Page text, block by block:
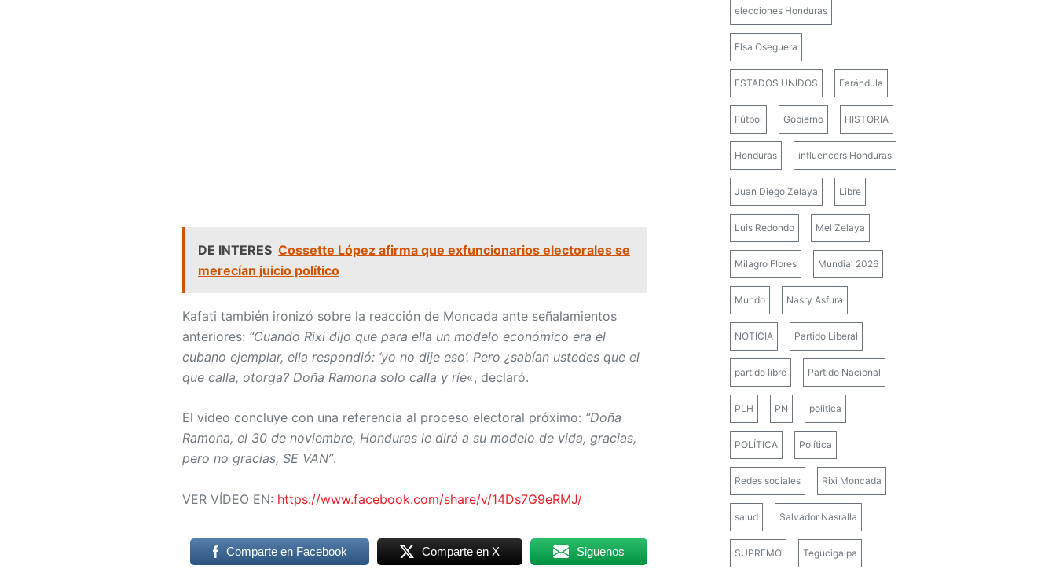
DE INTERES Cossette López afirma que exfuncionarios electorales se
merecían juicio político
Kafati también ironizó sobre la reacción de Moncada ante señalamientos
anteriores: “Cuando Rixi dijo que para ella un modelo económico era el
cubano ejemplar, ella respondió: ‘yo no dije eso’. Pero ¿sabían ustedes que el
que calla, otorga? Doña Ramona solo calla y ríe«, declaró.
El video concluye con una referencia al proceso electoral próximo: “Doña
Ramona, el 30 de noviembre, Honduras le dirá a su modelo de vida, gracias,
pero no gracias, SE VAN”.
VER VÍDEO EN: https://www.facebook.com/share/v/14Ds7G9eRMJ/
Comparte en Facebook Comparte en X Siguenos
elecciones Honduras
Elsa Oseguera
ESTADOS UNIDOS Farándula
Fútbol Gobierno HISTORIA
Honduras influencers Honduras
Juan Diego Zelaya Libre
Luis Redondo Mel Zelaya
Milagro Flores Mundial 2026
Mundo Nasry Asfura
NOTICIA Partido Liberal
partido libre Partido Nacional
PLH PN politica
POLÍTICA Política
Redes sociales Rixi Moncada
salud Salvador Nasralla
SUPREMO Tegucigalpa